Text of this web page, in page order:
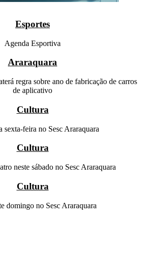
Esportes
Agenda Esportiva
Araraquara
regra sobre ano de fabricação de carros
de aplicativo
Cultura
sexta-feira no Sesc Araraquara
Cultura
neste sábado no Sesc Araraquara
Cultura
domingo no Sesc Araraquara